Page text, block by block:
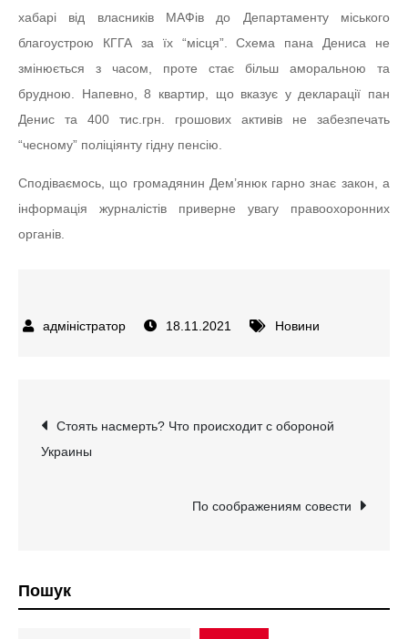
хабарі від власників МАФів до Департаменту міського
благоустрою КГГА за їх “місця”. Схема пана Дениса не
змінюється з часом, проте стає більш аморальною та
брудною. Напевно, 8 квартир, що вказує у декларації пан
Денис та 400 тис.грн. грошових активів не забезпечать
“чесному” поліціянту гідну пенсію.
Сподіваємось, що громадянин Дем’янюк гарно знає закон, а
інформація журналістів приверне увагу правоохоронних
органів.
18.11.2021 Новини
Навігація
записів
Стоять насмерть? Что происходит с обороной
Украины
По соображениям совести
Пошук